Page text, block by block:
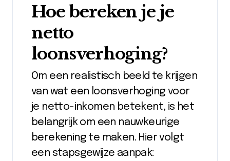
Hoe bereken je je
netto
loonsverhoging?
Om een realistisch beeld te krijgen
van wat een loonsverhoging voor
je netto-inkomen betekent, is het
belangrijk om een nauwkeurige
berekening te maken. Hier volgt
een stapsgewijze aanpak: